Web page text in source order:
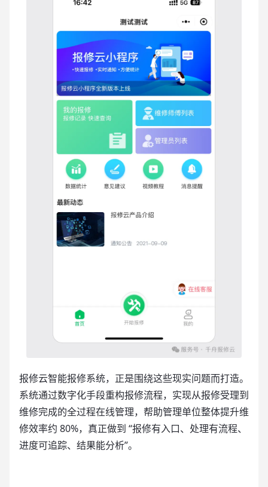
报修云智能报修系统，正是围绕这些现实问题而打造。
系统通过数字化手段重构报修流程，实现从报修受理到
维修完成的全过程在线管理，帮助管理单位整体提升维
修效率约 80%，真正做到 “报修有入口、处理有流程、
进度可追踪、结果能分析”。